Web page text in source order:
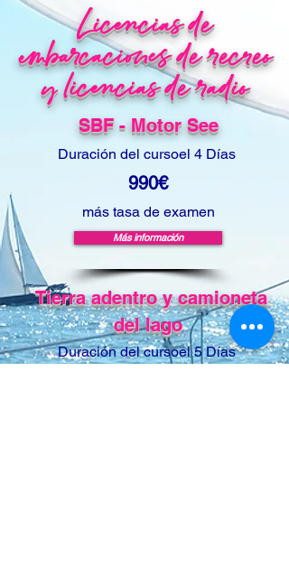
Licencias de
embarcaciones de recreo
y licencias de radio
SBF - Motor See
Duración del cursoel 4Días
990€
más tasa de examen
Más información
Tierra adentro y camioneta
del lago
Duración del cursoel 5Días